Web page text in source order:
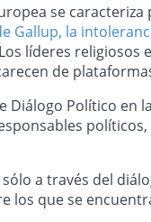
se
Gallup, la
líderes
de
Diálogo Político en
a través del
los que se